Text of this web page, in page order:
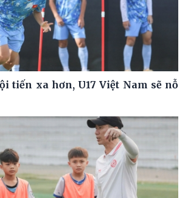
tiến xa hơn, U17 Việt Nam sẽ nỗ